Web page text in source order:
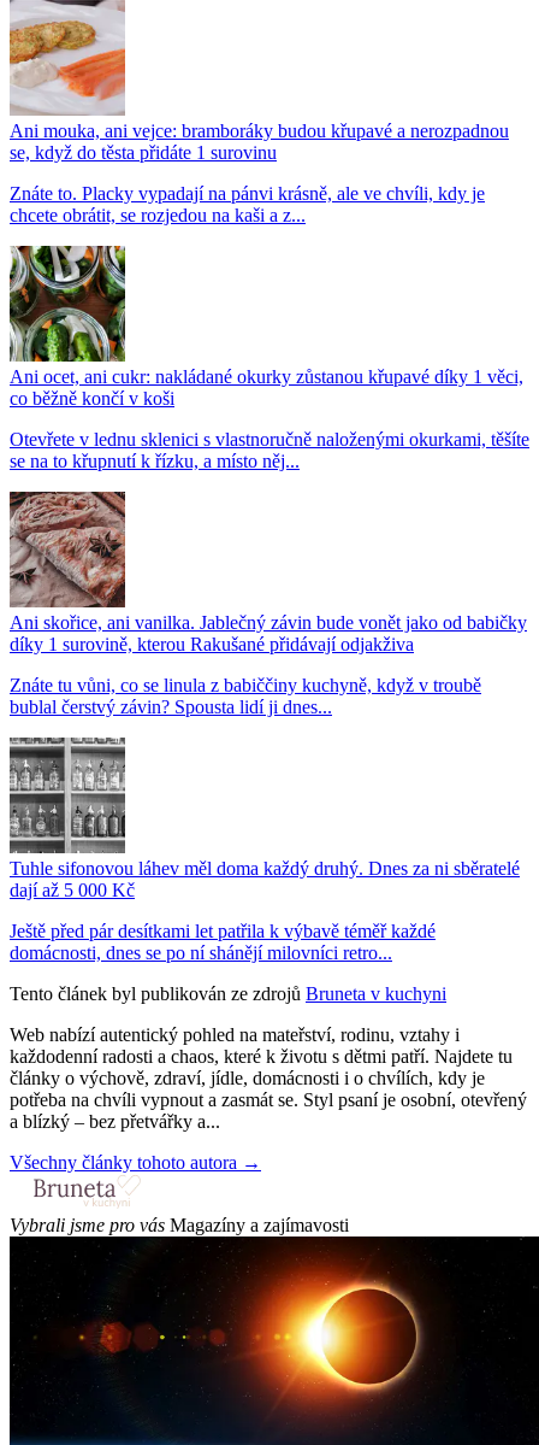
Ani mouka, ani vejce: bramboráky budou křupavé a nerozpadnou
se, když do těsta přidáte 1 surovinu
Znáte to. Placky vypadají na pánvi krásně, ale ve chvíli, kdy je
chcete obrátit, se rozjedou na kaši a z...
Ani ocet, ani cukr: nakládané okurky zůstanou křupavé díky 1 věci,
co běžně končí v koši
Otevřete v lednu sklenici s vlastnoručně naloženými okurkami, těšíte
se na to křupnutí k řízku, a místo něj...
Ani skořice, ani vanilka. Jablečný závin bude vonět jako od babičky
díky 1 surovině, kterou Rakušané přidávají odjakživa
Znáte tu vůni, co se linula z babiččiny kuchyně, když v troubě
bublal čerstvý závin? Spousta lidí ji dnes...
Tuhle sifonovou láhev měl doma každý druhý. Dnes za ni sběratelé
dají až 5 000 Kč
Ještě před pár desítkami let patřila k výbavě téměř každé
domácnosti, dnes se po ní shánějí milovníci retro...
Tento článek byl publikován ze zdrojů Bruneta v kuchyni
Web nabízí autentický pohled na mateřství, rodinu, vztahy i
každodenní radosti a chaos, které k životu s dětmi patří. Najdete tu
články o výchově, zdraví, jídle, domácnosti i o chvílích, kdy je
potřeba na chvíli vypnout a zasmát se. Styl psaní je osobní, otevřený
a blízký – bez přetvářky a...
Všechny články tohoto autora →
Vybrali jsme pro vás Magazíny a zajímavosti